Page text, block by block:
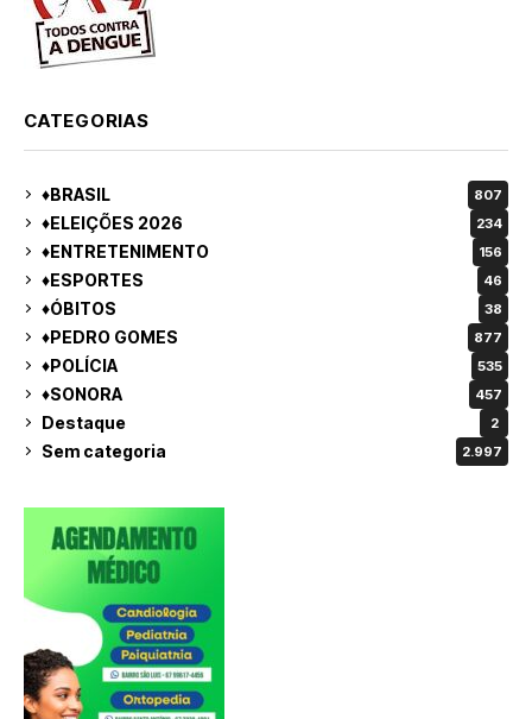
CATEGORIAS
♦BRASIL 807
♦ELEIÇÕES 2026 234
♦ENTRETENIMENTO 156
♦ESPORTES 46
♦ÓBITOS 38
♦PEDRO GOMES 877
♦POLÍCIA 535
♦SONORA 457
Destaque 2
Sem categoria 2.997